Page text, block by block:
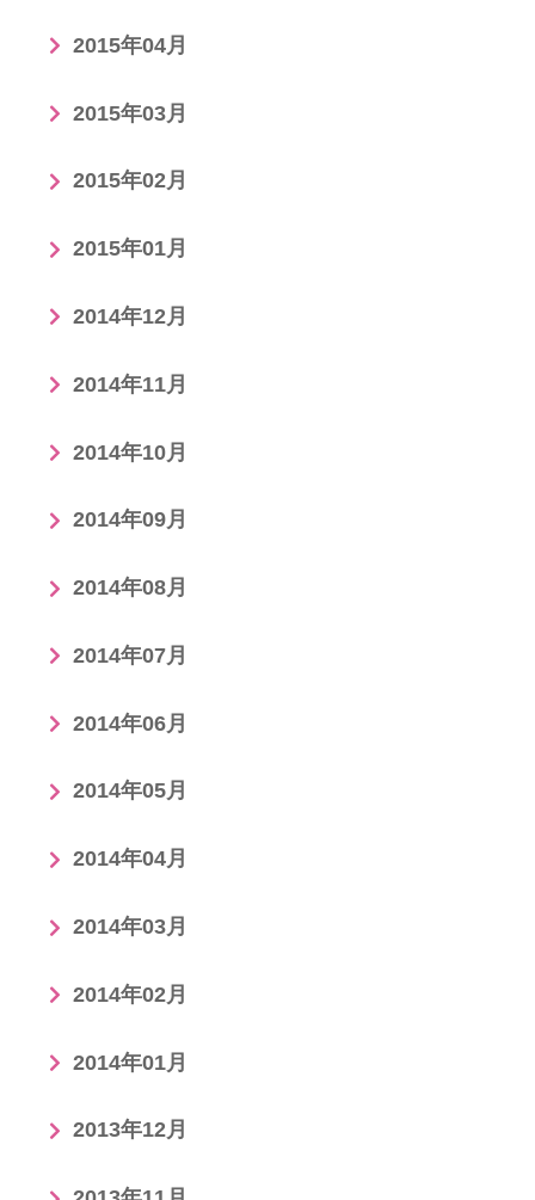
2015年04月
2015年03月
2015年02月
2015年01月
2014年12月
2014年11月
2014年10月
2014年09月
2014年08月
2014年07月
2014年06月
2014年05月
2014年04月
2014年03月
2014年02月
2014年01月
2013年12月